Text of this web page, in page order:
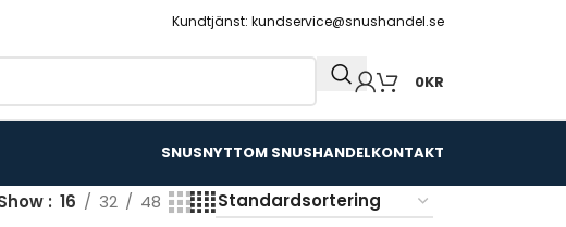
Kundtjänst: kundservice@snushandel.se
0KR
SNUSNYTTOM SNUSHANDELKONTAKT
16 32 48